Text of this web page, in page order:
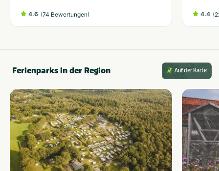
4.6 (74 Bewertungen) 4.4 (
Ferienparks in der Region Auf der Karte